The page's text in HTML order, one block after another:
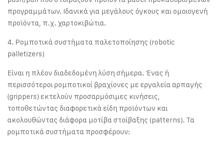
προγραμμάτων. Ιδανικά για μεγάλους όγκους και ομοιογενή
προϊόντα, π.χ. χαρτοκιβώτια.
4. Ρομποτικά συστήματα παλετοποίησης (robotic
palletizers)
Είναι η πλέον διαδεδομένη λύση σήμερα. Ένας ή
περισσότεροι ρομποτικοί βραχίονες με εργαλεία αρπαγής
(grippers) εκτελούν προσαρμόσιμες κινήσεις,
τοποθετώντας διαφορετικά είδη προϊόντων και
ακολουθώντας διάφορα μοτίβα στοίβαξης (patterns). Τα
ρομποτικά συστήματα προσφέρουν: